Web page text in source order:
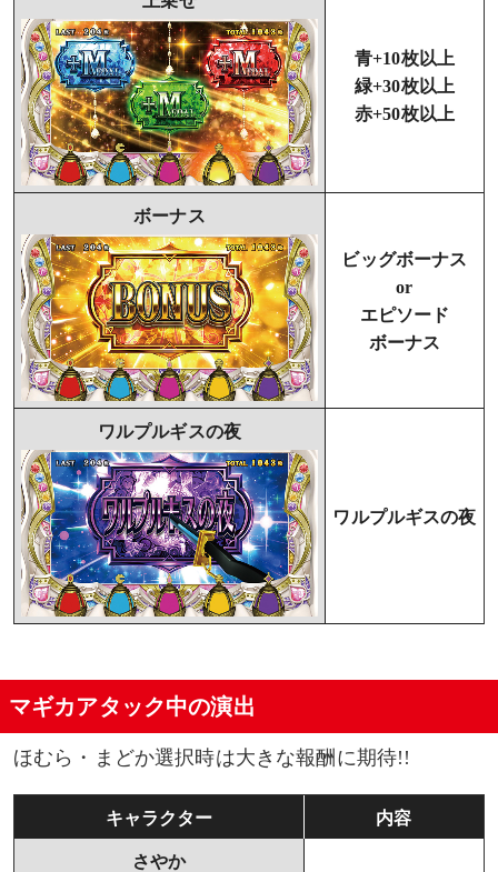
青+10枚以上
緑+30枚以上
赤+50枚以上
ボーナス
ビッグボーナス
or
エピソード
ボーナス
ワルプルギスの夜
ワルプルギスの夜
マギカアタック中の演出
ほむら・まどか選択時は大きな報酬に期待!!
キャラクター 内容
さやか